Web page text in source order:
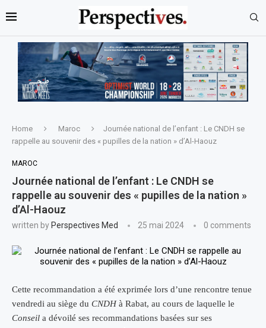
Home Maroc
Journée national de l’enfant : Le CNDH se
rappelle au souvenir des « pupilles de la nation » d’Al-Haouz
MAROC
Journée national de l’enfant : Le CNDH se
rappelle au souvenir des « pupilles de la nation »
d’Al-Haouz
written by Perspectives Med 25 mai 2024 0 comments
Cette recommandation a été exprimée lors d’une rencontre tenue
vendredi au siège du CNDHà Rabat, au cours de laquelle le
Conseil a dévoilé ses recommandations basées sur ses